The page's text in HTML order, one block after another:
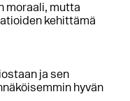
moraali, mutta
kehittämä
​​ja sen
hyvän